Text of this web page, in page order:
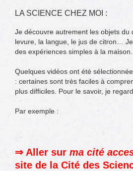
LA SCIENCE CHEZ MOI :
Je découvre autrement les objets du
levure, la langue, le jus de citron…
des expériences simples à la maison.
Quelques vidéos ont été
: certaines sont très faciles à
plus difficiles. Pour le savoir, je
Par exemple :
⇒ Aller sur ma cité
site de la Cité des